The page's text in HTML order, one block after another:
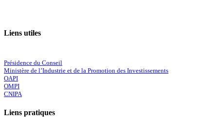
Liens utiles
Présidence du Conseil
Ministère de l’Industrie et de la Promotion des Investissements
OAPI
OMPI
CNIPA
Liens pratiques